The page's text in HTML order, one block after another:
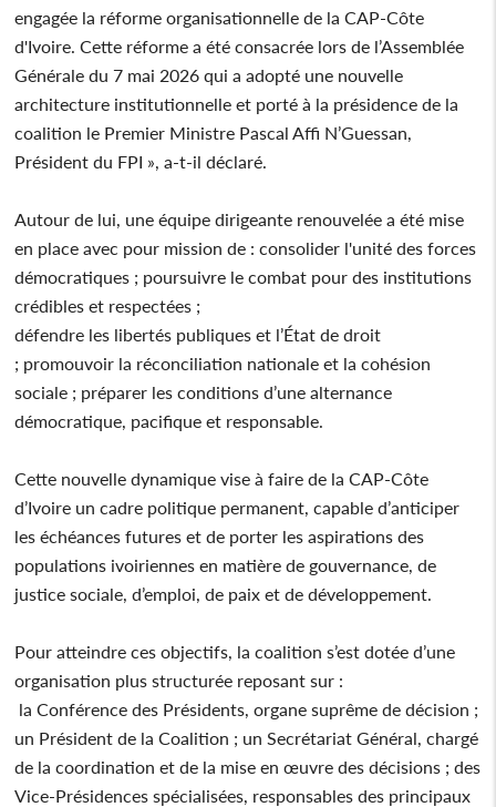
engagée la réforme organisationnelle de la CAP-Côte
d'Ivoire. Cette réforme a été consacrée lors de l’Assemblée
Générale du 7 mai 2026 qui a adopté une nouvelle
architecture institutionnelle et porté à la présidence de la
coalition le Premier Ministre Pascal Affi N’Guessan,
Président du FPI », a-t-il déclaré.
Autour de lui, une équipe dirigeante renouvelée a été mise
en place avec pour mission de : consolider l'unité des forces
démocratiques ; poursuivre le combat pour des institutions
crédibles et respectées ;
défendre les libertés publiques et l’État de droit
; promouvoir la réconciliation nationale et la cohésion
sociale ; préparer les conditions d’une alternance
démocratique, pacifique et responsable.
Cette nouvelle dynamique vise à faire de la CAP-Côte
d’Ivoire un cadre politique permanent, capable d’anticiper
les échéances futures et de porter les aspirations des
populations ivoiriennes en matière de gouvernance, de
justice sociale, d’emploi, de paix et de développement.
Pour atteindre ces objectifs, la coalition s’est dotée d’une
organisation plus structurée reposant sur :
la Conférence des Présidents, organe suprême de décision ;
un Président de la Coalition ; un Secrétariat Général, chargé
de la coordination et de la mise en œuvre des décisions ; des
Vice-Présidences spécialisées, responsables des principaux